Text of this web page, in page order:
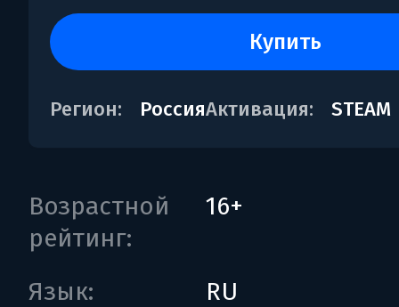
купить
Регион: РоссияАктивация: STEAM
Возрастной
рейтинг:
16+
Язык:
RU